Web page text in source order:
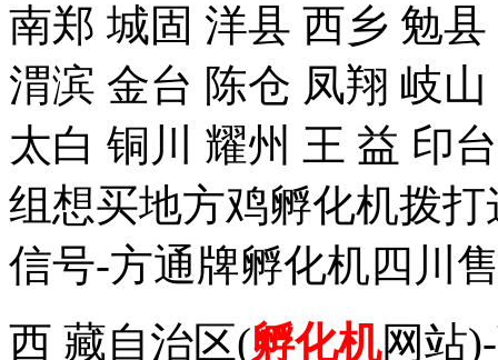
南郑 城固 洋县 西乡 勉
渭滨 金台 陈仓 凤翔 岐
太白 铜川 耀州 王 益 印
组想买地方鸡孵化机拨打
信号-方通牌孵化机四川
西 藏自治区(孵化机网站